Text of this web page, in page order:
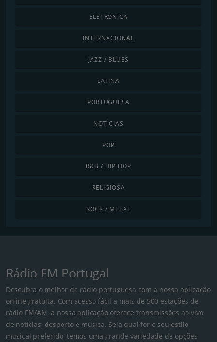
ELETRÓNICA
INTERNACIONAL
JAZZ / BLUES
LATINA
PORTUGUESA
NOTÍCIAS
POP
R&B / HIP HOP
RELIGIOSA
ROCK / METAL
Rádio FM Portugal
Descubra o melhor da rádio portuguesa com a nossa aplicação
online gratuita. Com acesso fácil a mais de 500 estações de
rádio FM/AM, a nossa aplicação oferece transmissões ao vivo
de notícias, desporto e música. Seja qual for o seu estilo
musical preferido, temos uma grande variedade de opções